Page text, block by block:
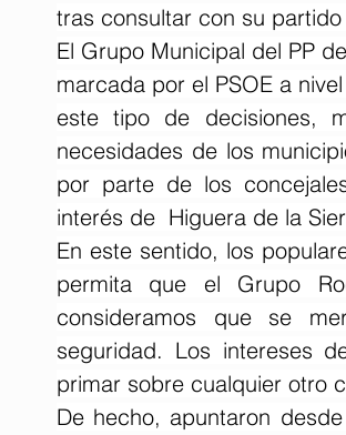
tras consultar con su partido
El Grupo Municipal del PP
marcada por el PSOE a
este tipo de decisiones,
necesidades de los
por parte de los
interés de  Higuera de la
En este sentido, los
permita que el Grupo
consideramos que se
seguridad. Los intereses
primar sobre cualquier otro
De hecho, apuntaron